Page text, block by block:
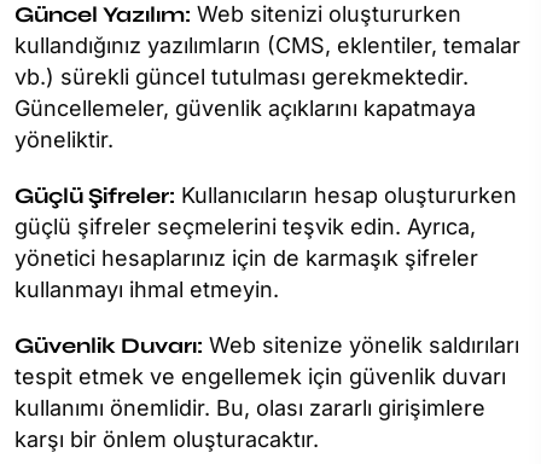
Güncel Yazılım: Web sitenizi oluştururken
kullandığınız yazılımların (CMS, eklentiler, temalar
vb.) sürekli güncel tutulması gerekmektedir.
Güncellemeler, güvenlik açıklarını kapatmaya
yöneliktir.
Güçlü Şifreler: Kullanıcıların hesap oluştururken
güçlü şifreler seçmelerini teşvik edin. Ayrıca,
yönetici hesaplarınız için de karmaşık şifreler
kullanmayı ihmal etmeyin.
Güvenlik Duvarı: Web sitenize yönelik saldırıları
tespit etmek ve engellemek için güvenlik duvarı
kullanımı önemlidir. Bu, olası zararlı girişimlere
karşı bir önlem oluşturacaktır.